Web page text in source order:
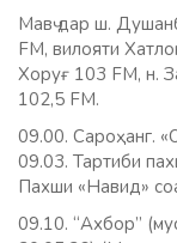
Мавҷ дар ш.
FM, вилояти
Хоруғ 103 FM, н.
102,5 FM.
09.00. Сароҳанг.
09.03. Тартиби
Пахши «Навид»
09.10. “Ахбор”